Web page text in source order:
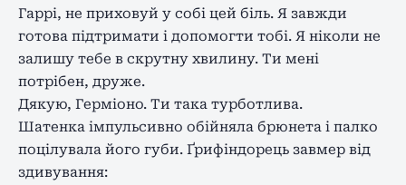
Гаррі, не приховуй у собі цей біль. Я завжди
готова підтримати і допомогти тобі. Я ніколи не
залишу тебе в скрутну хвилину. Ти мені
потрібен, друже.
Дякую, Герміоно. Ти така турботлива.
Шатенка імпульсивно обійняла брюнета і палко
поцілувала його губи. Ґрифіндорець завмер від
здивування: